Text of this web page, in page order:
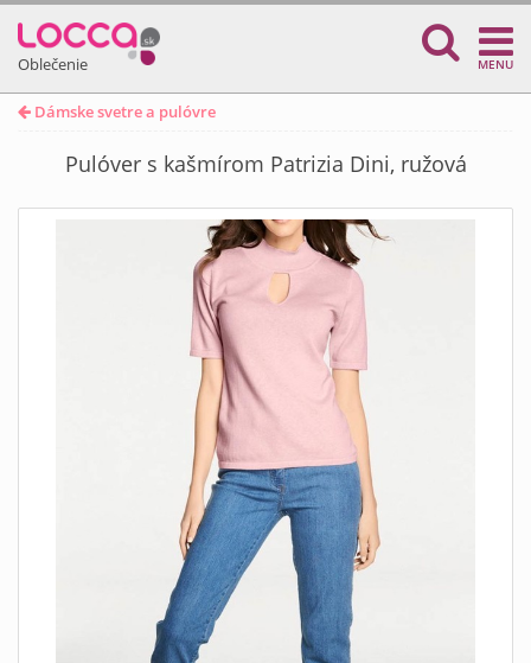
Oblečenie MENU
Dámske svetre a pulóvre
Pulóver s kašmírom Patrizia Dini, ružová